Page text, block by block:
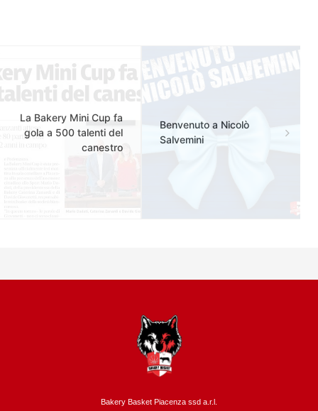
La Bakery Mini Cup fa
gola a 500 talenti del
canestro
Benvenuto a Nicolò
Salvemini
Bakery Basket Piacenza ssd a.r.l.